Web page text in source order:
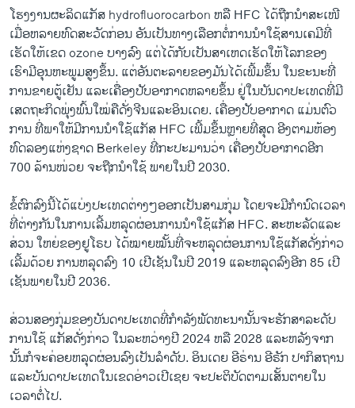
​ໂຮ​ງງານຜະລິດ​ແກັສ hydrofluorocarbon ຫລື HFC ​ໄດ້​ຖືກ​ນຳ​ສະ​ເໜີ​
ເມື່ອ​ຫລາຍ​ທົດ​ສະ​ວັດ​ກ່ອນ ອັນ​ເປັນ​ທາງ​ເລືອກຕໍ່​ການ​ນຳ​ໃຊ້​ສານ​ເຄມີທີ່​
ເຮັດ​ໃຫ້​ເຂດ ozone ບາງ​ລົງ ​ແຕ່​ໄດ້​ກັບເປັນສາ​ເຫດເຮັດ​ໃຫ້ໂລກຂອງ​
ເຮົາ​ມີ​ອຸນຫະພູມ​ສູງ​ຂຶ້ນ. ແຕ່ອັນຕະລາຍ​ຂອງ​ມັນ​ໄດ້​ເພີ້​ມຂຶ້ນ ​ໃນ​ຂະນະ​ທີ່​
ການ​ຂາຍ​ຕູ້​ເຢັນ ​ແລະ​ເຄື່ອງປັບ​ອາກາດຫລາຍ​ຂຶ້ນ ​ຢູ່ໃນ​ບັນດາ​ປະ​ເທດ​ທີ່​ມີ​
ເສດຖະກິດ​ພຸ່ງ​ພົ້ນ​ໃໝ່ຄື​ດັ່ງ​ຈີນ​ແລະ​ອິນ​ເດຍ. ​ເຄື່ອງ​ປັບ​ອາກາດ​ ແມ່ນ​ຕົວ
ການ ​ທີ່​ພາ​ໃຫ້​ມີ​ການ​ນຳ​ໃຊ້​ແກັສ HFC ​ເພີ້ມຂຶ້ນຫຼາຍທີ່​ສຸດ ອີງ​ຕາມ​ຫ້ອງ​
ທົດ​ລອງ​ແຫ່ງ​ຊາດ Berkeley ທີ່ກະ​ປະມານ​ວ່າ ​ເຄື່ອງປັບ​ອາກາດ​ອີກ
700 ລ້ານໜ່ວຍ​ ຈະ​ຖືກນຳ​ໃຊ້​ ພາຍໃນ​ປີ 2030.
ຂໍ້​ຕົກລົງນີ້ໄດ້​ແບ່ງປະ​ເທດ​ຕ່າງໆ​ອອກ​ເປັນ​ສາມ​ກຸ່ມ ​ໂດຍ​ຈະ​ມີ​ກຳນົດ​ເວລາ
ທີ່​ຕ່າງ​ກັນ​ໃນ​ການ​ເລີ້ມ​ຫລຸດຜ່ອນການ​ນຳ​ໃຊ້​ແກັສ HFC. ສະຫະລັດ​ແລະ
ສ່ວນ ໃຫຍ່ຂອງຢູ​ໂຣບ ​ໄດ້ໝາຍໝັ້ນ​ທີ່​ຈະ​ຫລຸດຜ່ອນ​ການ​ໃຊ້​ແກັສດັ່ງກ່າວ​
ເລີ້ມ​ດ້ວຍ ການ​ຫລຸດ​ລົງ 10 ​ເປີ​ເຊັນ​ໃນ​ປີ 2019 ​ແລະ​ຫລຸດ​ລົງ​ອີກ 85 ​ເປີ​
ເຊັນພາຍ​ໃນ​ປີ 2036.
ສ່ວນສອງ​ກຸ່ມ​ຂອງບັນດາ​ປະ​ເທດ​ທີ່​ກຳລັງ​ພັດທະນາ​ນັ້ນຈະ​ຮັກສາ​ລະດັບ​
ການໃຊ້ ​ແກັສ​ດັ່ງກ່າວ ໃນ​ລະຫວ່າງ​ປີ 2024 ຫລື 2028​ ​ແລະ​ຫລັງ​ຈາກ​
ນັ້ນກໍ​ຈະ​ຄ່ອຍ​ຫລຸດຜ່ອນ​ລົງ​ເປັນລຳດັບ​. ອິນ​ເດຍ ອີຣ່ານ ອີຣັກ ປາ​ກິ​ສຖານ
​ແລະ​ບັນດາ​ປະ​ເທດ​ໃນ​ເຂດ​ອ່າວ​ເປີ​ເຊຍ ຈະ​ປະຕິບັດ​ຕາມເສັ້ນຕາຍ​ໃນ​
ເວລາ​ຕໍ່​ໄປ.